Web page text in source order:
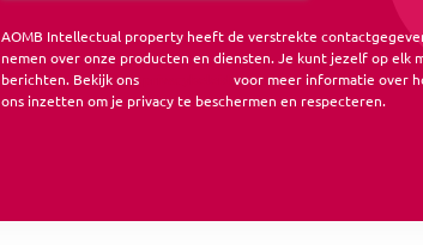
AOMB Intellectual property heeft de verstrekte
nemen over onze producten en diensten. Je kunt jezelf op elk
berichten. Bekijk ons
voor meer informatie over
ons inzetten om je privacy te beschermen en respecteren.